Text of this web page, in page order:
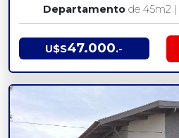
Departamentode 45m2|
U$S47.000.-